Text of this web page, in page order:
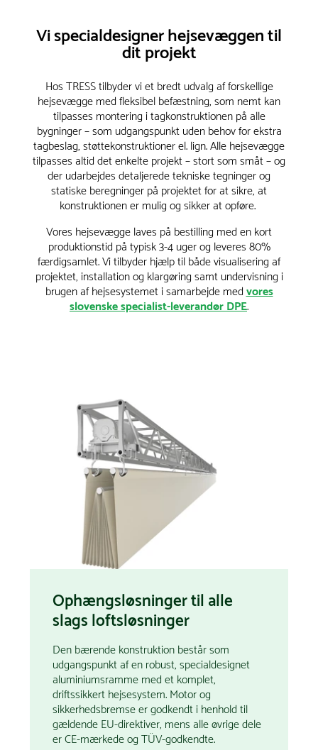
Vi specialdesigner hejsevæggen til
dit projekt
Hos TRESS tilbyder vi et bredt udvalg af forskellige
hejsevægge med fleksibel befæstning, som nemt kan
tilpasses montering i tagkonstruktionen på alle
bygninger – som udgangspunkt uden behov for ekstra
tagbeslag, støttekonstruktioner el. lign. Alle hejsevægge
tilpasses altid det enkelte projekt – stort som småt – og
der udarbejdes detaljerede tekniske tegninger og
statiske beregninger på projektet for at sikre, at
konstruktionen er mulig og sikker at opføre.
Vores hejsevægge laves på bestilling med en kort
produktionstid på typisk 3-4 uger og leveres 80%
færdigsamlet. Vi tilbyder hjælp til både visualisering af
projektet, installation og klargøring samt undervisning i
brugen af hejsesystemet i samarbejde medvores
slovenske specialist-leverandør DPE.
Ophængsløsninger til alle
slags loftsløsninger
Den bærende konstruktion består som
udgangspunkt af en robust, specialdesignet
aluminiumsramme med et komplet,
driftssikkert hejsesystem. Motor og
sikkerhedsbremse er godkendt i henhold til
gældende EU-direktiver, mens alle øvrige dele
er CE-mærkede og TÜV-godkendte.